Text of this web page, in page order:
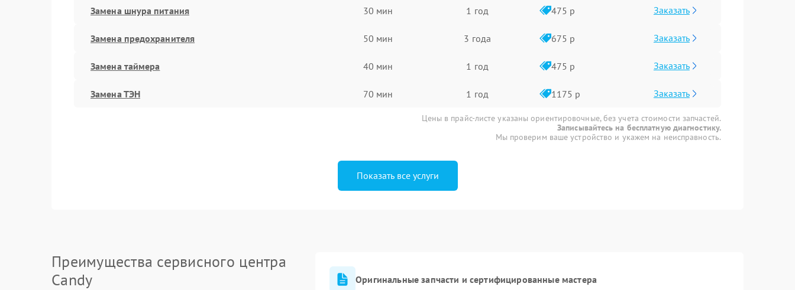
Замена шнура питания 30 мин 1 год 475 р Заказать
Замена предохранителя 50 мин 3 года 675 р Заказать
Замена таймера 40 мин 1 год 475 р Заказать
Замена ТЭН 70 мин 1 год 1175 р Заказать
Цены в прайс-листе указаны ориентировочные, без учета стоимости запчастей.
Записывайтесь на бесплатную диагностику.
Мы проверим ваше устройство и укажем на неисправность.
Показать все услуги
Преимущества сервисного центра
Candy
Оригинальные запчасти и сертифицированные мастера